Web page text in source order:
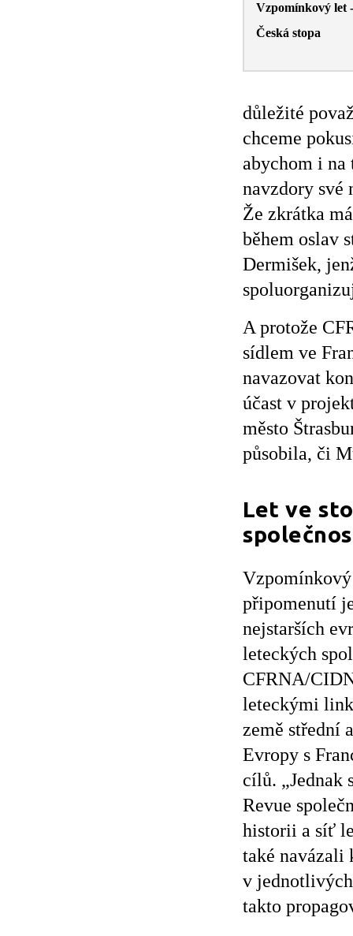
Vzpomínkový let
Česká stopa
důležité
chceme
abychom i na
navzdory své
Že zkrátka
během oslav
Dermišek,
A protože
sídlem ve
navazovat
účast v
město
působila, či
Let ve
připomenutí
nejstarších
leteckých
CFRNA/
leteckými
země střední
Evropy s
cílů. „Jednak
Revue
historii a síť
také navázali
v
takto